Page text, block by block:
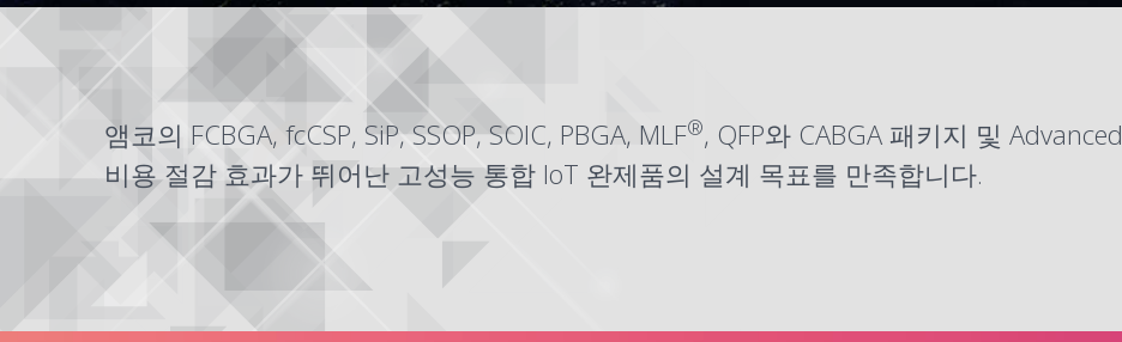
앰코의 FCBGA, fcCSP, SiP,SSOP,SOIC, PBGA, MLF®, QFP와 CABGA 패키지 및 Advanced
비용 절감 효과가 뛰어난 고성능 통합 IoT 완제품의 설계 목표를 만족합니다.